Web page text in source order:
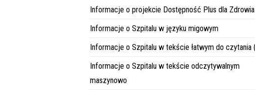
Informacje o projekcie Dostępność Plus dla Zdrowia
Informacje o Szpitalu w języku migowym
Informacje o Szpitalu w tekście łatwym do czytania
Informacje o Szpitalu w tekście odczytywalnym
maszynowo